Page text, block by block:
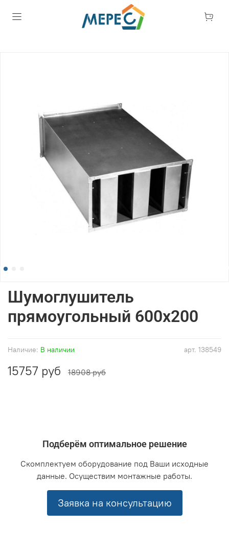
арт. 138549
Наличие: В наличии
Шумоглушитель
прямоугольный 600x200
15757 руб 18908 руб
Подберём оптимальное решение
Скомплектуем оборудование под Ваши исходные
данные. Осуществим монтажные работы.
Заявка на консультацию